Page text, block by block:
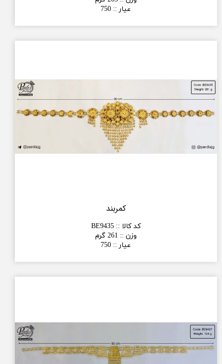
عیار ::
750
کمربند
کد کالا ::
BE9435
وزن :: 261 گرم
عیار ::
750